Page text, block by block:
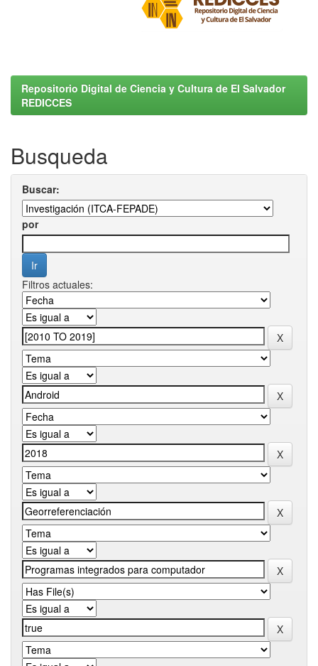
Repositorio Digital de Ciencia y Cultura de El Salvador
REDICCES
Busqueda
Buscar:
por
Filtros actuales: